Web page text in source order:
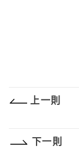
上一則
下一則